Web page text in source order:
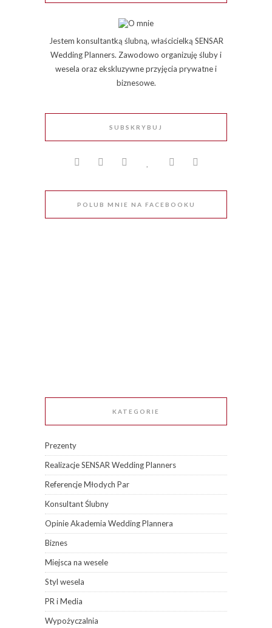
Jestem konsultantką ślubną, właścicielką SENSAR
Wedding Planners. Zawodowo organizuję śluby i
wesela oraz ekskluzywne przyjęcia prywatne i
biznesowe.
SUBSKRYBUJ
POLUB MNIE NA FACEBOOKU
KATEGORIE
Prezenty
Realizacje SENSAR Wedding Planners
Referencje Młodych Par
Konsultant Ślubny
Opinie Akademia Wedding Plannera
Biznes
Miejsca na wesele
Styl wesela
PR i Media
Wypożyczalnia